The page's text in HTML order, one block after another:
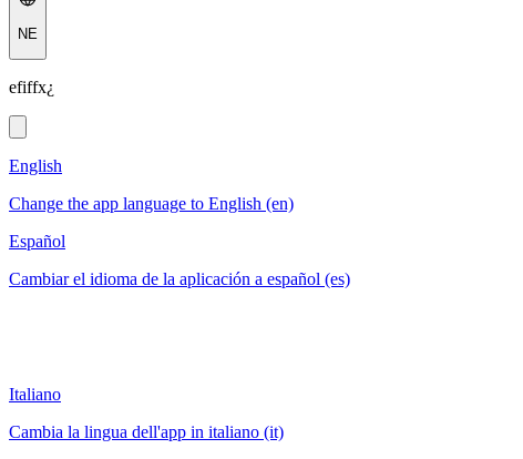
NE
efiffx¿
English
Change the app language to English (en)
Español
Cambiar el idioma de la aplicación a español (es)
Italiano
Cambia la lingua dell'app in italiano (it)